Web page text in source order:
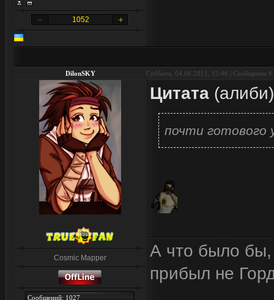
1052
DilonSKY Суббота, 04.06.2011, 15:46 | Сообщение #
Cosmic Mapper
Сообщений: 1027
Цитата (алиби)
почти готового
А что было бы,
прибыл не